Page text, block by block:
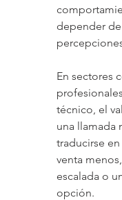
depender
En sectores
técnico, el
una llamada
traducirse
venta
escalada o
opción.